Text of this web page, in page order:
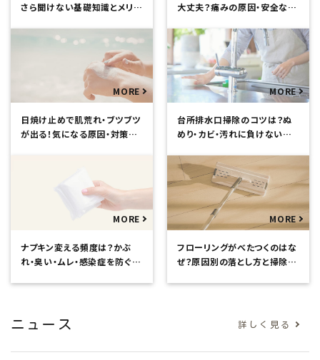
さら聞けない基礎知識とメリッ
大丈夫？痛みの原因・安全な使
日焼け止めで肌荒れ・ブツブツ
が出る！気になる原因・対策を
台所排水口掃除のコツは？ぬ
めり・カビ・汚れに負けないお
ナプキン変える頻度は？かぶ
れ・臭い・ムレ・感染症を防ぐた
フローリングがべたつくのはな
ぜ？原因別の落とし方と掃除手
ニュース 詳しく見る